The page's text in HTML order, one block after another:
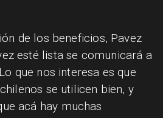
de los beneficios, Pavez
esté lista se comunicará a
que nos interesa es que
se utilicen bien, y
acá hay muchas